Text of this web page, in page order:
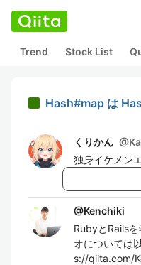
Trend Stock List
Hash#map は
くりかん @
独身イケメン
@Kenchiki
RubyとRails
オについては
s://qiita.com/